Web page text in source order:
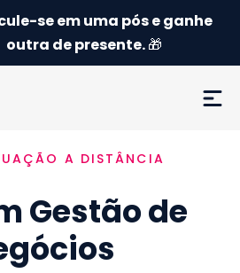
se em uma pós e ganhe
outra de presente.🎁
A DISTÂNCIA
Gestão de